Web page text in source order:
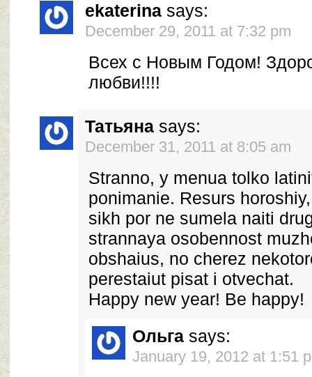
ekaterina says:
December 29, 2011 at 7:32 pm
Всех с Новым Годом!
любви!!!!
Татьяна says:
December 31, 2011 at 8:05 am
Stranno, y menua tolko
ponimanie. Resurs
sikh por ne sumela naiti
strannaya osobennost
obshaius, no cherez
perestaiut pisat i otvechat.
Happy new year! Be happy!
Ольга says:
January 19, 2012 at 1:51